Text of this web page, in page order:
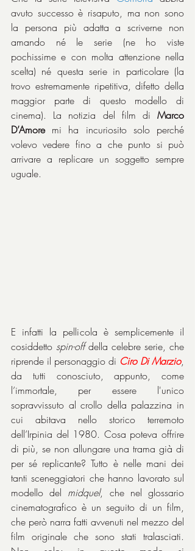
avuto successo è risaputo, ma non sono
la persona più adatta a scriverne non
amando né le serie (ne ho viste
pochissime e con molta attenzione nella
scelta) né questa serie in particolare (la
trovo estremamente ripetitiva, difetto della
maggior parte di questo modello di
cinema). La notizia del film di Marco
D’Amore mi ha incuriosito solo perché
volevo vedere fino a che punto si può
arrivare a replicare un soggetto sempre
uguale.
E infatti la pellicola è semplicemente il
cosiddetto spin-off della celebre serie, che
riprende il personaggio di Ciro Di Marzio,
da tutti conosciuto, appunto, come
l’immortale, per essere l'unico
sopravvissuto al crollo della palazzina in
cui abitava nello storico terremoto
dell’Irpinia del 1980. Cosa poteva offrire
di più, se non allungare una trama già di
per sé replicante? Tutto è nelle mani dei
tanti sceneggiatori che hanno lavorato sul
modello del midquel, che nel glossario
cinematografico è un seguito di un film,
che però narra fatti avvenuti nel mezzo del
film originale che sono stati tralasciati.